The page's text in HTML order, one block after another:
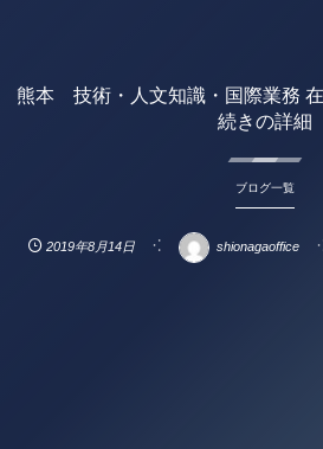
熊本 技術・人文知識・国際業務
続きの詳細
ブログ一覧
2019年8月14日 shionagaoffice